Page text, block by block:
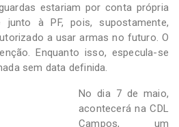
estariam por conta própria
à PF, pois, supostamente,
a usar armas no futuro. O
Enquanto isso, especula-se
sem data definida.
No dia 7 de maio,
acontecerá na CDL
Campos, um